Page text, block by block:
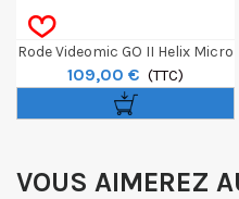
Rode Videomic GO II Helix Micro
Vidéo
109,00 € (TTC)
VOUS AIMEREZ